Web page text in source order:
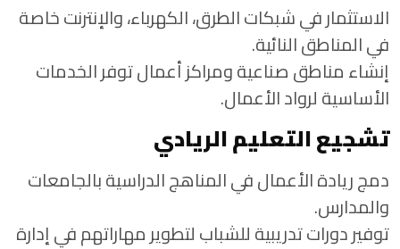
الاستثمار في شبكات الطرق، الكهرباء، والإنترنت خاصة
في المناطق النائية.
إنشاء مناطق صناعية ومراكز أعمال توفر الخدمات
الأساسية لرواد الأعمال.
تشجيع التعليم الريادي
دمج ريادة الأعمال في المناهج الدراسية بالجامعات
والمدارس.
توفير دورات تدريبية للشباب لتطوير مهاراتهم في إدارة